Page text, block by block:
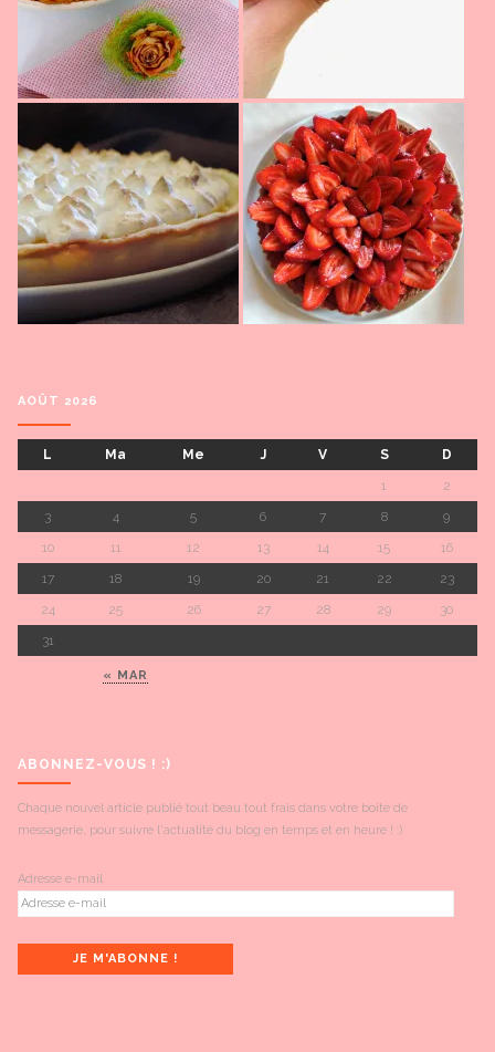
AOÛT 2026
L Ma Me J V S D
« MAR
1
2
3
4 5 6 7 8
9
10
11 12 13 14 15
16
17
18 19 20 21 22
23
24
25 26 27 28 29
30
31
ABONNEZ-VOUS ! :)
Chaque nouvel article publié tout beau tout frais dans votre boite de
messagerie, pour suivre l'actualité du blog en temps et en heure ! :)
Adresse e-mail